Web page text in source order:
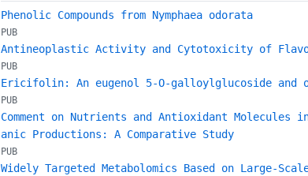
Phenolic Compounds from Nymphaea odorata
PUB
Antineoplastic Activity and Cytotoxicity of
PUB
Ericifolin: An eugenol 5-O-galloylglucoside
PUB
Comment on Nutrients and Antioxidant Molecules
anic Productions: A Comparative Study
PUB
Widely Targeted Metabolomics Based on Large-